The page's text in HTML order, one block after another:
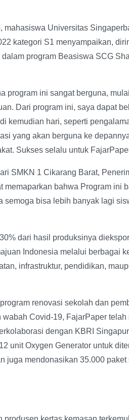
Universitas
kategori S1 menyampaikan,
program Beasiswa SCG
program ini sangat berguna,
Dari program ini, saya dapat
kemudian hari, seperti
yang akan berguna ke
Sukses selalu untuk
SMKN 1 Cikarang Barat,
bahwa Program ini
semoga bisa lebih banyak lagi
dari hasil produksinya
Indonesia melalui berbagai
infrastruktur, pendidikan,
renovasi sekolah dan
Covid-19, FajarPaper
dengan KBRI
unit Oxygen Generator untuk
juga mendonasikan 35.000 paket